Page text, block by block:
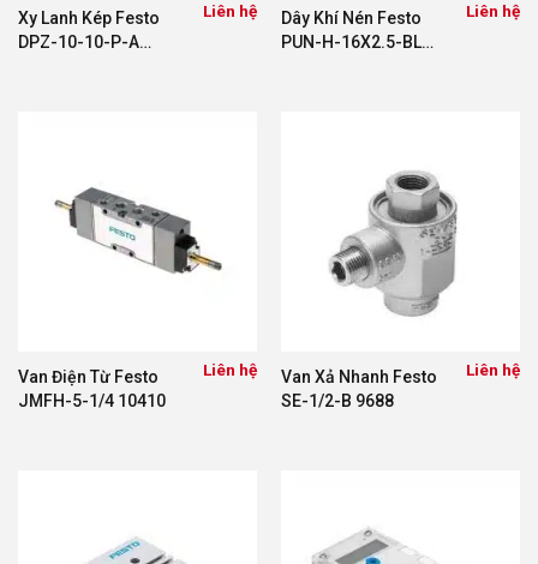
Xy Lanh Kép Festo
DPZ-10-10-P-A
Liên hệ
Dây Khí Nén Festo
PUN-H-16X2.5-BL
Liên hệ
Van Điện Từ Festo
JMFH-5-1/4 10410
Liên hệ
Van Xả Nhanh Festo
SE-1/2-B 9688
Liên hệ